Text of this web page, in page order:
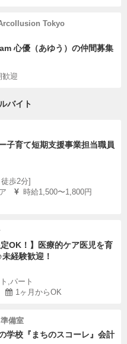
Tokyo
心優（あゆう）の仲間募集
歓迎
バイト
子育て短期支援事業担当職員
歩2分]
時給1,500〜1,800円
定OK！】医療的ケア医児を育
経験歓迎！
,パート
1ヶ月からOK
備室
学校『まちのスコーレ』会計